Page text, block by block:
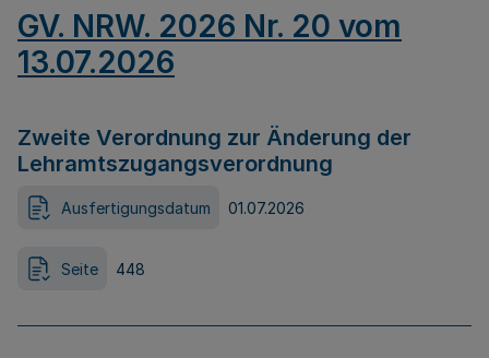
GV. NRW. 2026 Nr. 20 vom
13.07.2026
Zweite Verordnung zur Änderung der
Lehramtszugangsverordnung
Ausfertigungsdatum 01.07.2026
Seite 448